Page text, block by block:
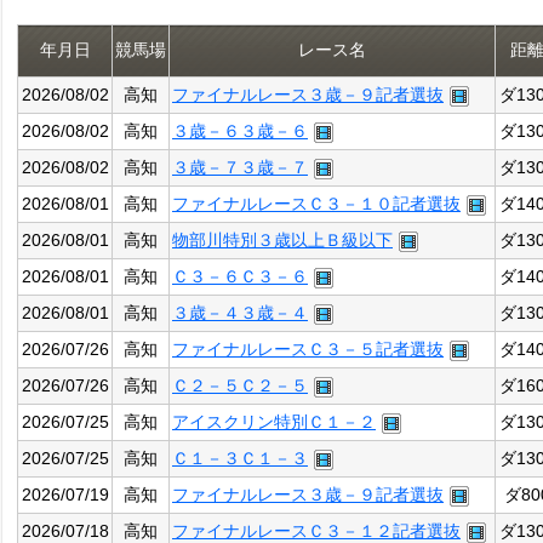
年月日 競馬場 レース名 距離
2026/08/02 高知 ファイナルレース３歳－９記者選抜
ダ
2026/08/02
高知 ３歳－６３歳－６
ダ
2026/08/02
高知 ３歳－７３歳－７
ダ
2026/08/01
高知 ファイナルレースＣ３－１０記者選抜
ダ
2026/08/01
高知 物部川特別３歳以上Ｂ級以下
ダ
2026/08/01
高知 Ｃ３－６Ｃ３－６
ダ
2026/08/01
高知 ３歳－４３歳－４
ダ
2026/07/26
高知 ファイナルレースＣ３－５記者選抜
ダ
2026/07/26
高知 Ｃ２－５Ｃ２－５
ダ
2026/07/25
高知 アイスクリン特別Ｃ１－２
ダ
2026/07/25
高知 Ｃ１－３Ｃ１－３
ダ
2026/07/19
高知 ファイナルレース３歳－９記者選抜
ダ
2026/07/18
高知 ファイナルレースＣ３－１２記者選抜
ダ